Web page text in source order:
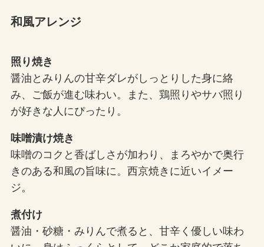
和風アレンジ
照り焼き
醤油とみりんの甘辛ダレがしっとりした身に絡
み、ご飯が進む味わい。また、鶏照りやサバ照り
が好きな人にぴったり。
味噌漬け焼き
味噌のコクと香ばしさが加わり、まろやかで奥行
きのある和風の旨味に。西京焼きに近いイメー
ジ。
煮付け
醤油・砂糖・みりんで煮ると、甘辛く優しい味わ